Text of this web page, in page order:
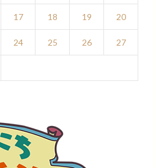
17 18 19 20
24 25 26 27